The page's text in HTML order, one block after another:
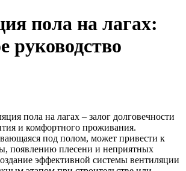
пола на лагах:
руководство
пола на лагах – залог долговечности
и комфортного проживания.
под полом, может привести к
появлению плесени и неприятных
эффективной системы вентиляции